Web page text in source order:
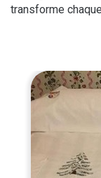
transforme